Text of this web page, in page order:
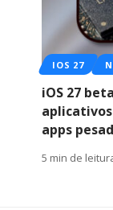
IOS 27
iOS 27
apps
5 min de